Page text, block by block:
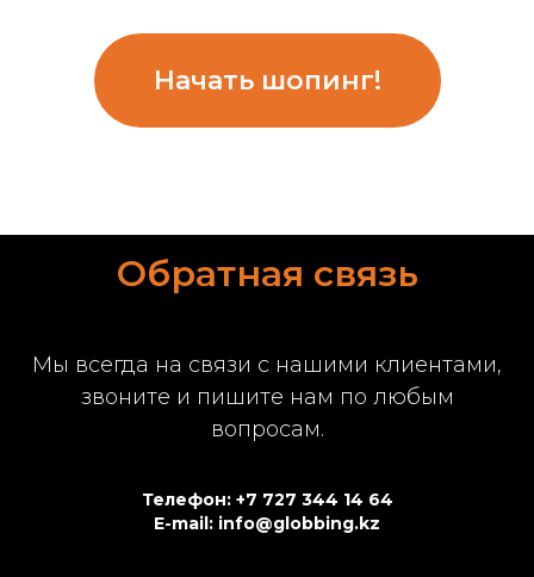
Начать шопинг!
Обратная связь
Мы всегда на связи с нашими клиентами,
звоните и пишите нам по любым
вопросам.
Телефон: +7 727 344 14 64
E-mail: info@globbing.kz